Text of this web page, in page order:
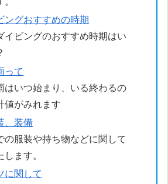
ングおすすめの時期
イビングのおすすめ時期はい
って
はいつ始まり、いる終わるの
がみれます
、装備
の服装や持ち物などに関して
します。
に関して